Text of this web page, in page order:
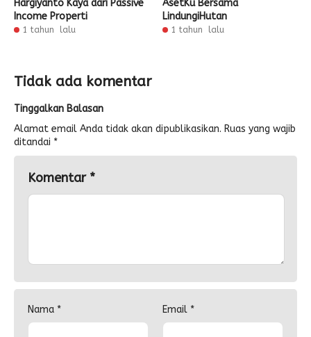
Hargiyanto Kaya dari Passive
Income Properti
1 tahun lalu
AsetKu Bersama
LindungiHutan
1 tahun lalu
Tidak ada komentar
Tinggalkan Balasan
Alamat email Anda tidak akan dipublikasikan. Ruas yang wajib
ditandai *
Komentar *
Nama * Email *